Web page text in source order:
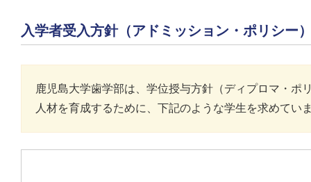
入学者受入方針（アドミッション・ポリシー
鹿児島大学歯学部は、学位授与方針（ディプロマ・ポ
人材を育成するために、下記のような学生を求めてい